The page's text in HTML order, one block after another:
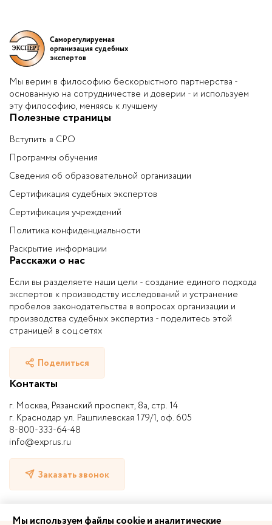
Саморегулируемая
организация судебных
экспертов
Мы верим в философию бескорыстного партнерства -
основанную на сотрудничестве и доверии - и используем
эту философию, меняясь к лучшему
Полезные страницы
Вступить в СРО
Программы обучения
Сведения об образовательной организации
Сертификация судебных экспертов
Сертификация учреждений
Политика конфиденциальности
Раскрытие информации
Расскажи о нас
Если вы разделяете наши цели - создание единого подхода
экспертов к производству исследований и устранение
пробелов законодательства в вопросах организации и
производства судебных экспертиз - поделитесь этой
страницей в соц.сетях
Поделиться
Контакты
г. Москва, Рязанский проспект, 8а, стр. 14
г. Краснодар ул. Рашпилевская 179/1, оф. 605
8-800-333-64-48
info@exprus.ru
Заказать звонок
Мы используем файлы cookie и аналитические